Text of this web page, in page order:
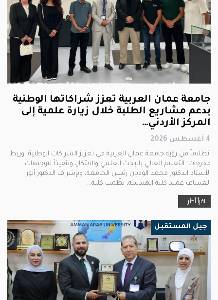
جامعة عمان العربية تعزز شراكاتها الوطنية
بدعم مشاريع الطلبة خلال زيارة علمية إلى
المركز الأردني…
4 أغسطس 2026
انطلاقاً من رؤية جامعة عمان العربية في تعزيز الشراكات الوطنية، وربط
مخرجات التعليم العالي بالبحث العلمي والابتكار، وتنفيذاً لتوجيهات
الأستاذ الدكتور محمد الوديان رئيس الجامعة، وبإشراف الدكتور أنور
العساف عميد كلية الهندسة، نظّمت كلية…
اقرأ أكثر...
جيل المستقبل